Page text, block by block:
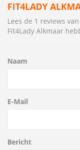
FIT4LADY
Lees de 1 reviews
Fit4Lady Alkmaar
Naam
E-Mail
Bericht